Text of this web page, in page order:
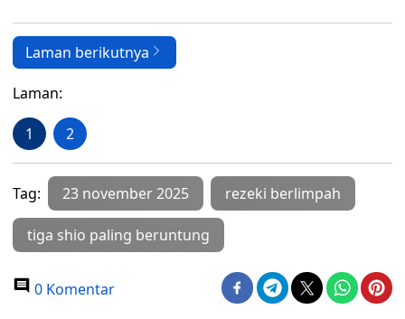
Laman berikutnya
Laman:
1 2
Tag: 23 november 2025 rezeki berlimpah
tiga shio paling beruntung
0 Komentar